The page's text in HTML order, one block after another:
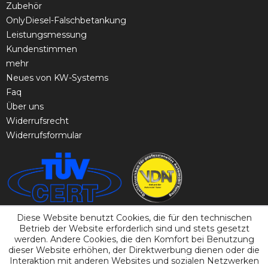
Zubehör
OnlyDiesel-Falschbetankung
Leistungsmessung
Kundenstimmen
mehr
Neues von KW-Systems
Faq
Über uns
Widerrufsrecht
Widerrufsformular
Diese Website benutzt Cookies, die für den technischen
Betrieb der Website erforderlich sind und stets gesetzt
werden. Andere Cookies, die den Komfort bei Benutzung
dieser Website erhöhen, der Direktwerbung dienen oder die
Interaktion mit anderen Websites und sozialen Netzwerken